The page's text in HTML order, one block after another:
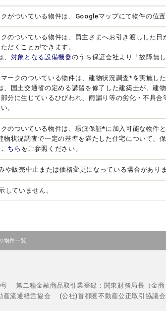
がついている物件は、Googleマップにて物件の位
のついている物件は、買主さまへお引き渡しした
だくことができます。
対象となる設備機器のうち保証会社より「故障無
ークのついている物件は、建物状況調査*を実施した
、国土交通省の定める講習を修了した建築士が、建
分に生じているひびわれ、雨漏り等の劣化・不具
。
のついている物件は、瑕疵保証*に加入可能な物件と
物状況調査で一定の基準を満たした住宅について、
こちら をご参照ください。
販売中止または価格変更になっている場合がありま
していません。
物件一覧
号
第二種金融商品取引業登録：関東財務局長（金
産流通経営協会
(公社)首都圏不動産公正取引協議